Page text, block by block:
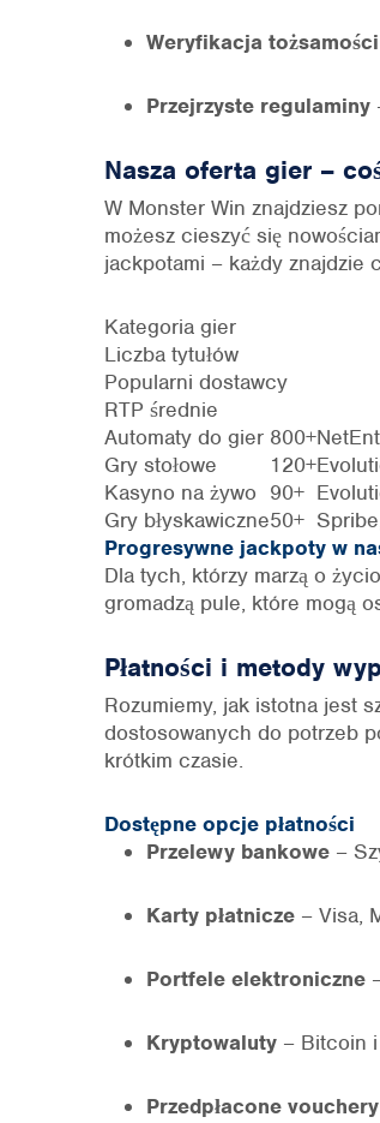
Weryfikacja tożsamości
Przejrzyste regulaminy
Nasza oferta gier –
W Monster Win znajdziesz
możesz cieszyć się
jackpotami – każdy znajdzie
Kategoria gier
Liczba tytułów
Popularni dostawcy
RTP średnie
Automaty do gier 800+
Gry stołowe
120+
Kasyno na żywo 90+
Gry błyskawiczne50+
Progresywne jackpoty w
Dla tych, którzy marzą o
gromadzą pule, które mogą
Płatności i metody
Rozumiemy, jak istotna jest
dostosowanych do potrzeb
krótkim czasie.
Dostępne opcje płatności
Przelewy bankowe –
Karty płatnicze – Visa,
Portfele elektroniczne
Kryptowaluty – Bitcoin
Przedpłacone vouchery